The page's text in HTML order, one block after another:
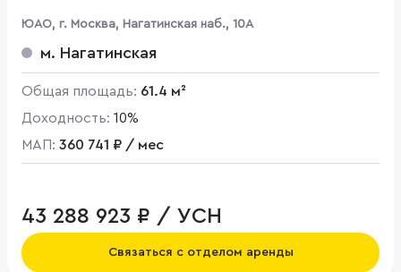
ЮАО, г. Москва, Нагатинская наб., 10А
м. Нагатинская
Общая площадь: 61.4 м²
Доходность: 10%
МАП: 360 741 ₽ / мес
43 288 923 ₽ / УСН
Связаться с отделом аренды